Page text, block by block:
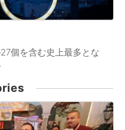
個を含む史上最多とな